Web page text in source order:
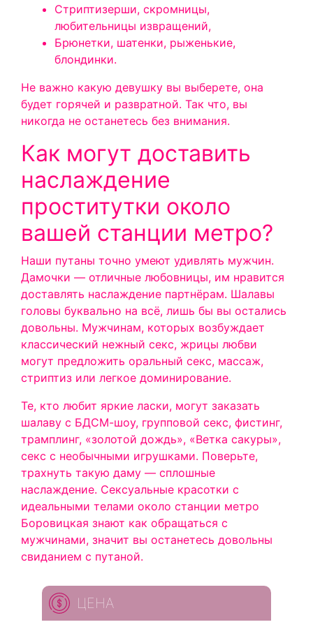
Стриптизерши, скромницы,
любительницы извращений,
Брюнетки, шатенки, рыженькие,
блондинки.
Не важно какую девушку вы выберете, она
будет горячей и развратной. Так что, вы
никогда не останетесь без внимания.
Как могут доставить
наслаждение
проститутки около
вашей станции метро?
Наши путаны точно умеют удивлять мужчин.
Дамочки — отличные любовницы, им нравится
доставлять наслаждение партнёрам. Шалавы
головы буквально на всё, лишь бы вы остались
довольны. Мужчинам, которых возбуждает
классический нежный секс, жрицы любви
могут предложить оральный секс, массаж,
стриптиз или легкое доминирование.
Те, кто любит яркие ласки, могут заказать
шалаву с БДСМ-шоу, групповой секс, фистинг,
трамплинг, «золотой дождь», «Ветка сакуры»,
секс с необычными игрушками. Поверьте,
трахнуть такую даму — сплошные
наслаждение. Сексуальные красотки с
идеальными телами около станции метро
Боровицкая знают как обращаться с
мужчинами, значит вы останетесь довольны
свиданием с путаной.
ЦЕНА